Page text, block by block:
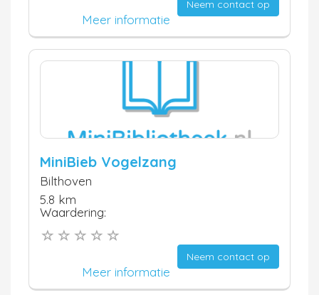
Neem contact op
Meer informatie
MiniBieb Vogelzang
Bilthoven
5.8 km
Waardering:
Neem contact op
Meer informatie